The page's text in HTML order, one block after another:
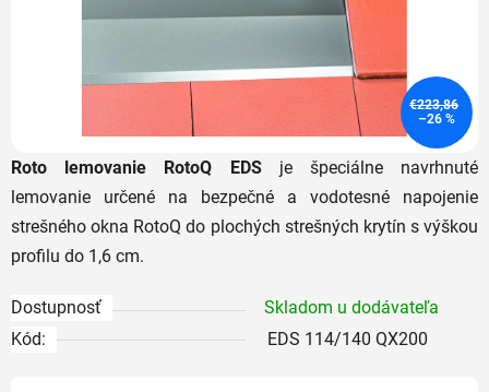
Roto lemovanie RotoQ EDS je špeciálne navrhnuté
lemovanie určené na bezpečné a vodotesné napojenie
strešnéhookna RotoQdo plochých strešných krytín s výškou
profilu do 1,6 cm.
Dostupnosť
Skladom u dodávateľa
Kód:
EDS 114/140 QX200
€223,86
–26 %